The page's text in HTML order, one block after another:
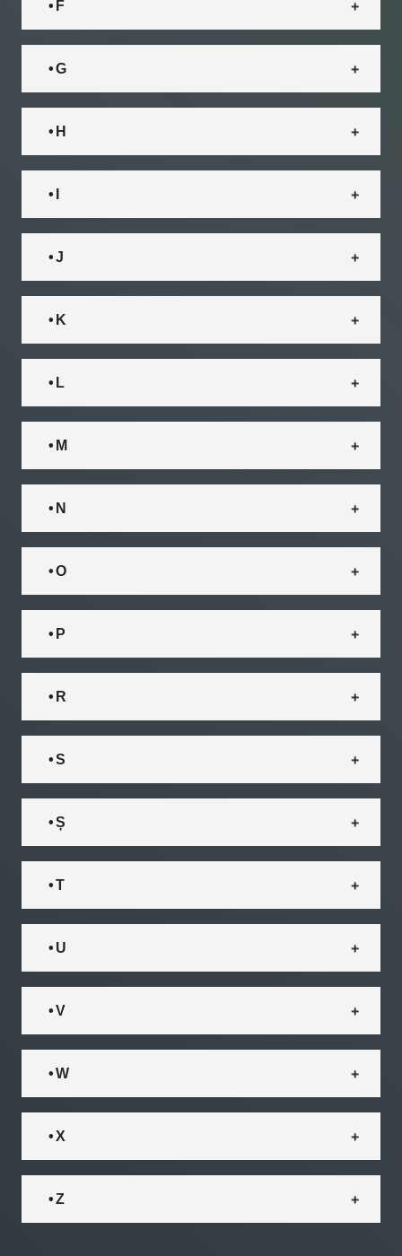
• F
• G
• H
• I
• J
• K
• L
• M
• N
• O
• P
• R
• S
• Ș
• T
• U
• V
• W
• X
• Z